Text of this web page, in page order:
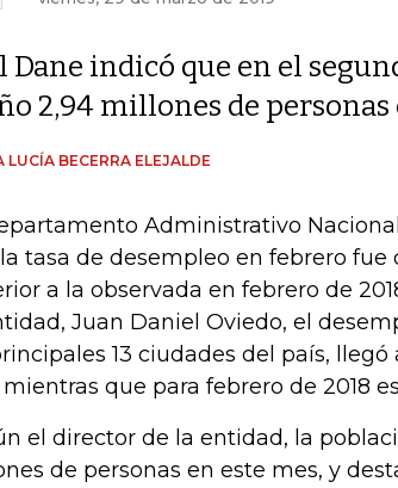
Dane indicó que en el
2,94 millones de
LUCÍA BECERRA ELEJALDE
Administrativo
tasa de desempleo en febrero fue
a la observada en febrero de
Juan Daniel Oviedo, el
13 ciudades del país, llegó
que para febrero de 2018
el director de la entidad, la
de personas en este mes, y